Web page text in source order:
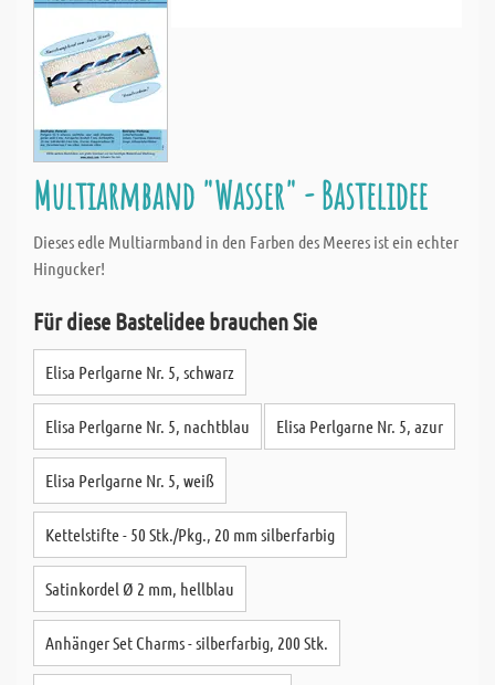
Multiarmband "Wasser" - Bastelidee
Dieses edle Multiarmband in den Farben des Meeres ist ein echter
Hingucker!
Für diese Bastelidee brauchen Sie
Elisa Perlgarne Nr. 5, schwarz
Elisa Perlgarne Nr. 5, nachtblau Elisa Perlgarne Nr. 5, azur
Elisa Perlgarne Nr. 5, weiß
Kettelstifte - 50 Stk./Pkg., 20 mm silberfarbig
Satinkordel Ø 2 mm, hellblau
Anhänger Set Charms - silberfarbig, 200 Stk.